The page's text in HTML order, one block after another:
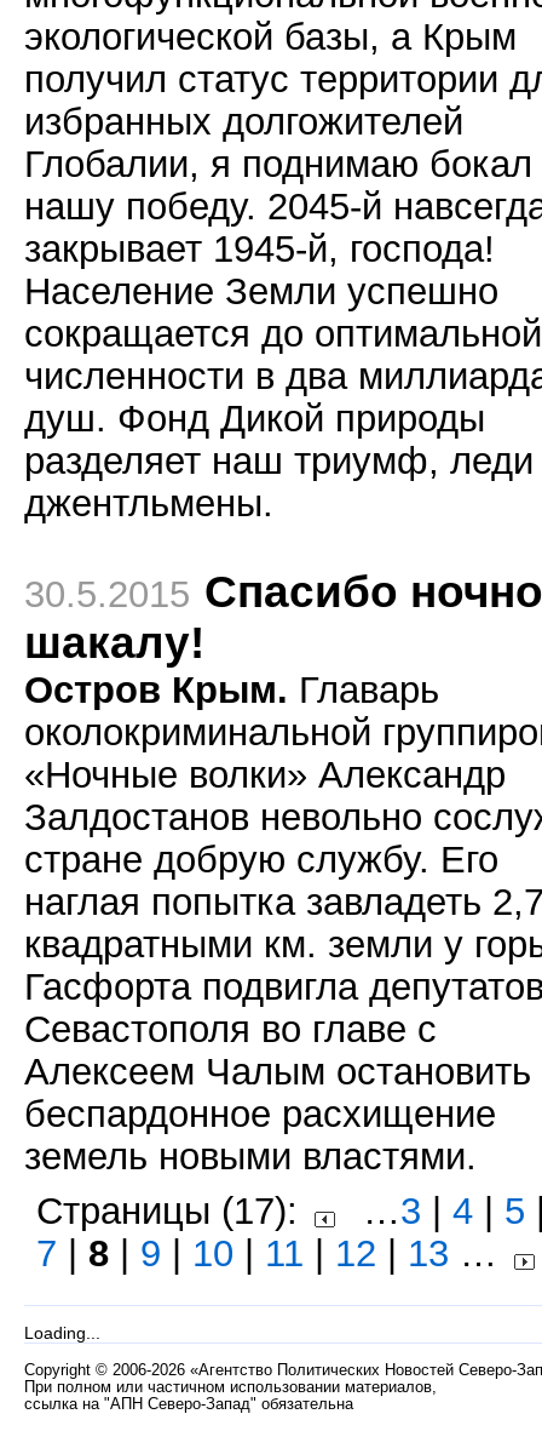
экологической базы, а Крым
получил статус территории
избранных долгожителей
Глобалии, я поднимаю бокал
нашу победу. 2045-й
закрывает 1945-й, господа!
Население Земли успешно
сокращается до оптимальной
численности в два
душ. Фонд Дикой природы
разделяет наш триумф, леди
джентльмены.
30.5.2015 Спасибо
шакалу!
Остров Крым. Главарь
околокриминальной
«Ночные волки» Александр
Залдостанов невольно
стране добрую службу. Его
наглая попытка завладеть
квадратными км. земли у
Гасфорта подвигла
Севастополя во главе с
Алексеем Чалым остановить
беспардонное расхищение
земель новыми властями.
Страницы (17):
…3 4 5
7
8 9 10 11 12 13 …
Loading...
Copyright © 2006-2026 «Агентство Политических Новостей Северо-
При полном или частичном использовании материалов,
ссылка на "АПН Северо-Запад" обязательна